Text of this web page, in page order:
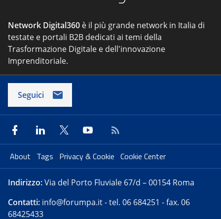
Network Digital360 è il più grande network in Italia di
testate e portali B2B dedicati ai temi della
Trasformazione Digitale e dell'innovazione
Imprenditoriale.
Seguici
About Tags Privacy & Cookie Cookie Center
Indirizzo:Via del Porto Fluviale 67/d – 00154 Roma
Contatti: info@forumpa.it- tel. 06 684251 - fax. 06
68425433